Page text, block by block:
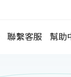
聯繫客服 幫助